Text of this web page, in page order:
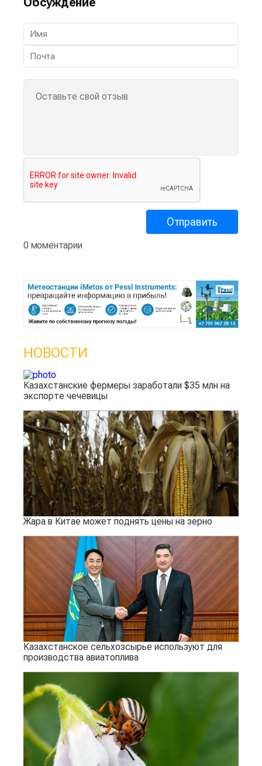
0 моментарии
НОВОСТИ
Казахстанские фермеры заработали $35 млн на
экспорте чечевицы
Жара в Китае может поднять цены на зерно
Казахстанское сельхозсырье используют для
производства авиатоплива